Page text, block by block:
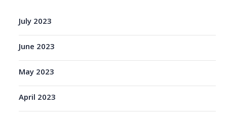
July 2023
June 2023
May 2023
April 2023